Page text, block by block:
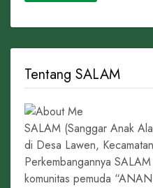
Tentang SALAM
SALAM (Sanggar Anak
di Desa Lawen,
Perkembangannya
komunitas pemuda